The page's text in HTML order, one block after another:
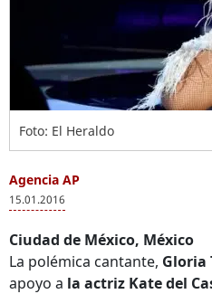
Foto: El Heraldo
Agencia AP
15.01.2016
Ciudad de México, México
La polémica cantante, Gloria
apoyo a la actriz Kate del